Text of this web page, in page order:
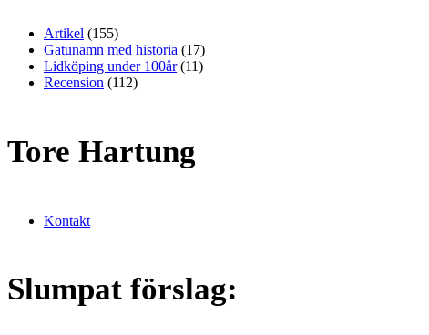
Artikel (155)
Gatunamn med historia (17)
Lidköping under 100år(11)
Recension (112)
Tore Hartung
Kontakt
Slumpat förslag: